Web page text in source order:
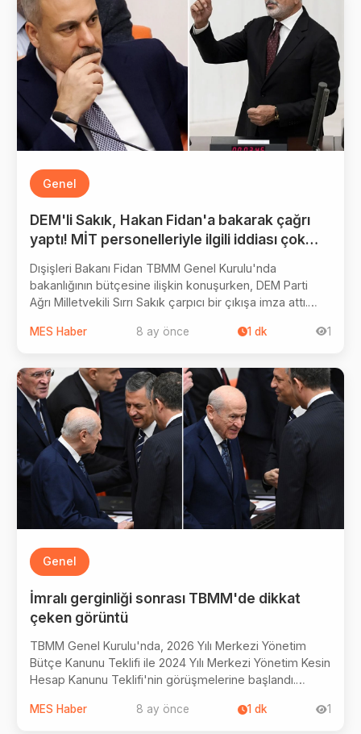
Genel
DEM'li Sakık, Hakan Fidan'a bakarak çağrı
yaptı! MİT personelleriyle ilgili iddiası çok
Dışişleri Bakanı Fidan TBMM Genel Kurulu'nda
bakanlığının bütçesine ilişkin konuşurken, DEM Parti
Ağrı Milletvekili Sırrı Sakık çarpıcı bir çıkışa imza attı.
gidiyorsunuz. Rojava'ya gidin, barış yapın. Oradaki
söyleyen MİT elemanlarıyla karşılaştıklarını iddia
ederek, "MİT'le yaptığımız görüşmelerde siyaset
dünyasının çok çok ilerisinde olan bir ekiple yüzleştik."
ifadelerini kullandı.
MES Haber 8 ay önce 1 dk 1
Genel
İmralı gerginliği sonrası TBMM'de dikkat
çeken görüntü
TBMM Genel Kurulu'nda, 2026 Yılı Merkezi Yönetim
Bütçe Kanunu Teklifi ile 2024 Yılı Merkezi Yönetim Kesin
Hesap Kanunu Teklifi'nin görüşmelerine başlandı.
nedeniyle son dönemde gerginlik yaşayan MHP lideri
MES Haber 8 ay önce 1 dk 1